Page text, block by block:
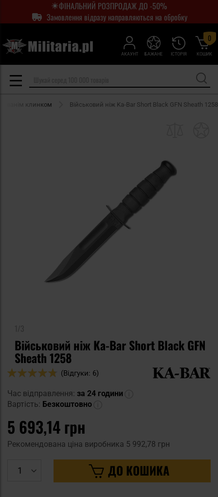
ФІНАЛЬНИЙ РОЗПРОДАЖ ДО -50%
Замовлення відразу направляються на обробку
АКАУНТ ІСТОРІЯ
БАЖАНЕ КОШИК
0
клинком Військовий ніж Ka-Bar Short Black GFN Sheath 1258
Військовий ніж Ka-Bar Short Black GFN
Sheath 1258
Оцінка:
(Відгуки: 6)
Час відправлення: за 24 години
Вартість: Безкоштовно
5 693,14 грн
Рекомендована ціна виробника 5 992,78 грн
ДО КОШИКА